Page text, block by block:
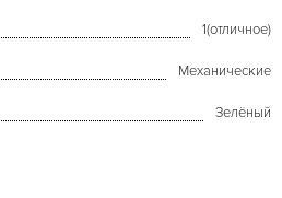
1(отличное)
Механические
Зелёный